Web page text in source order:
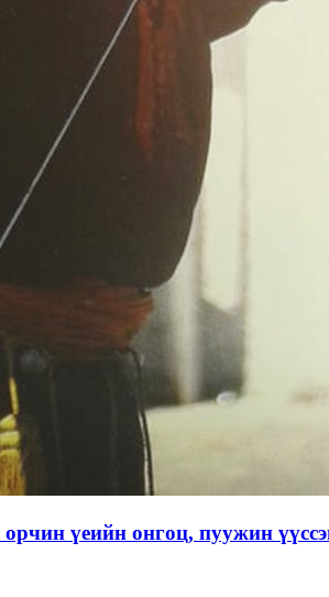
үеийн онгоц, пуужин